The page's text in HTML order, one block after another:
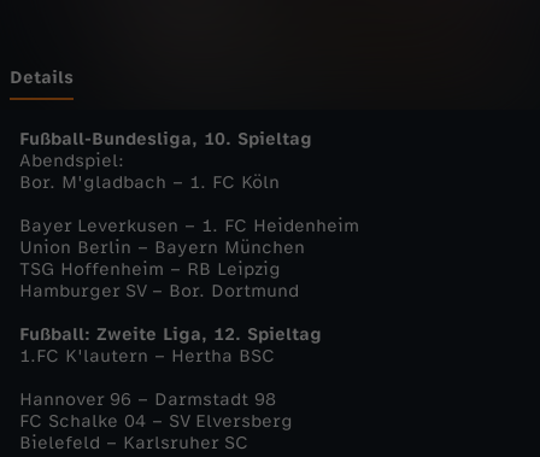
p
o
r
t
s
t
u
Details
Fußball-Bundesliga, 10. Spieltag
Abendspiel:
Bor. M'gladbach – 1. FC Köln
Bayer Leverkusen – 1. FC Heidenheim
Union Berlin – Bayern München
TSG Hoffenheim – RB Leipzig
Hamburger SV – Bor. Dortmund
Fußball: Zweite Liga, 12. Spieltag
1.FC K'lautern – Hertha BSC
Hannover 96 – Darmstadt 98
FC Schalke 04 – SV Elversberg
Bielefeld – Karlsruher SC